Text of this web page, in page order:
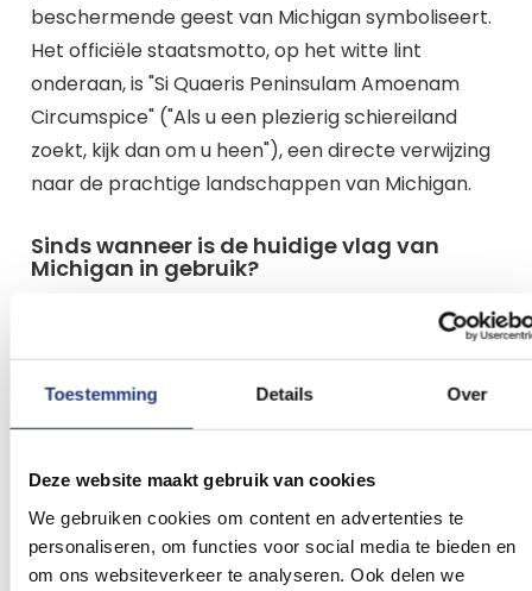
Toestemming Details Over
Deze website maakt gebruik van cookies
We gebruiken cookies om content en advertenties te
personaliseren, om functies voor social media te bieden en
om ons websiteverkeer te analyseren. Ook delen we
beschermende geest van Michigan symboliseert.
Het officiële staatsmotto, op het witte lint
onderaan, is "Si Quaeris Peninsulam Amoenam
Circumspice" ("Als u een plezierig schiereiland
zoekt, kijk dan om u heen"), een directe verwijzing
naar de prachtige landschappen van Michigan.
Sinds wanneer is de huidige vlag van
Michigan in gebruik?
De huidige vlag van Michigan werd aangenomen
op 1 augustus 1911. Het is de derde officiële vlag die
de staat heeft gehad. De vlag uit 1911 combineert
ontwerp van vandaag.
Wat waren de eerdere vlaggen van
Michigan voor de huidige werd